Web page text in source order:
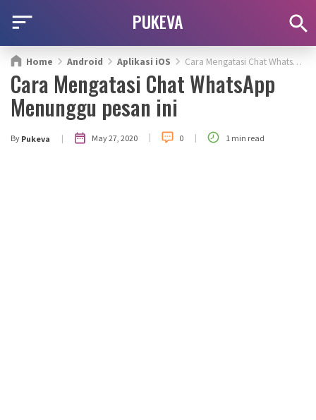
PUKEVA
Home Android Aplikasi iOS Cara Mengatasi Chat WhatsApp Menunggu pesan ini
Cara Mengatasi Chat WhatsApp
Menunggu pesan ini
By Pukeva | May 27, 2020 | 0 | 1 min read